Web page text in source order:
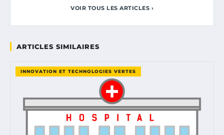
VOIR TOUS LES ARTICLES ›
ARTICLES SIMILAIRES
INNOVATION ET TECHNOLOGIES VERTES